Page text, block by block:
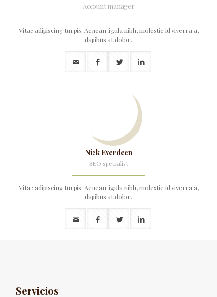
Account manager
Vitae adipiscing turpis. Aenean ligula nibh, molestie id viverra a,
dapibus at dolor.
Nick Everdeen
SEO specialist
Vitae adipiscing turpis. Aenean ligula nibh, molestie id viverra a,
dapibus at dolor.
Servicios